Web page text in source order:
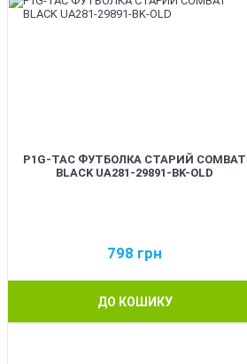
P1G-TAC ФУТБОЛКА СТАРИЙ COMBAT
BLACK UA281-29891-BK-OLD
798 грн
ДО КОШИКУ